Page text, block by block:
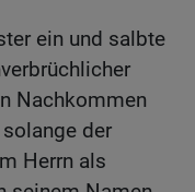
ein und salbte
Nachkommen
der
Herrn als